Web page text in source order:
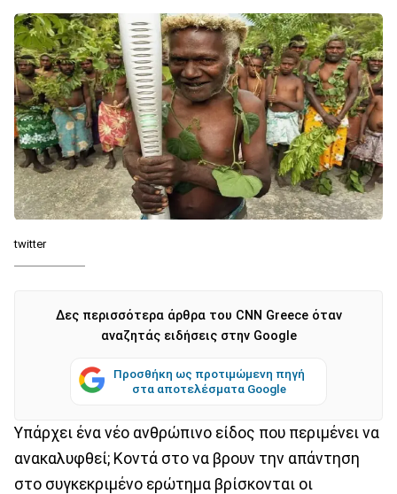
twitter
Δες περισσότερα άρθρα του CNN Greece όταν
αναζητάς ειδήσεις στην Google
Προσθήκη ως προτιμώμενη πηγή
στα αποτελέσματα Google
Υπάρχει ένα νέο ανθρώπινο είδος που περιμένει να
ανακαλυφθεί; Κοντά στο να βρουν την απάντηση
στο συγκεκριμένο ερώτημα βρίσκονται οι